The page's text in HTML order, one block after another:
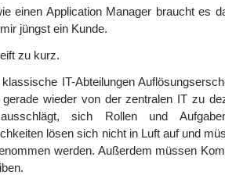
einen Application Manager braucht es
jüngst ein Kunde.
zu kurz.
IT-Abteilungen
wieder von der zentralen IT zu
sich Rollen und
lösen sich nicht in Luft auf und
werden. Außerdem müssen